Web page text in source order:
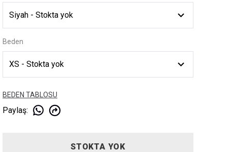
Beden
BEDEN TABLOSU
Paylaş:
STOKTA YOK